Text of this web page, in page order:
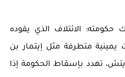
الائتلاف الذي يقوده
متطرفة مثل إيتمار بن
تهدد بإسقاط الحكومة إذا